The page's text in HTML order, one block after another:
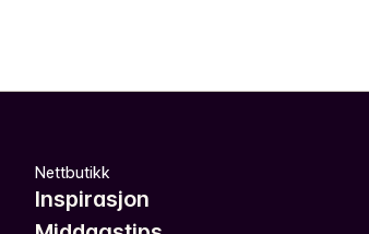
Nettbutikk
Inspirasjon